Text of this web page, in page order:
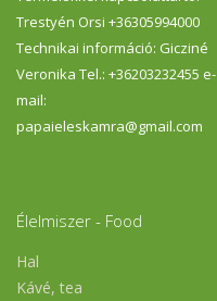
Trestyén Orsi +36305994000
Technikai információ: Gicziné
Veronika Tel.: +36203232455 e-
mail:
papaieleskamra@gmail.com
Élelmiszer - Food
Hal
Kávé, tea